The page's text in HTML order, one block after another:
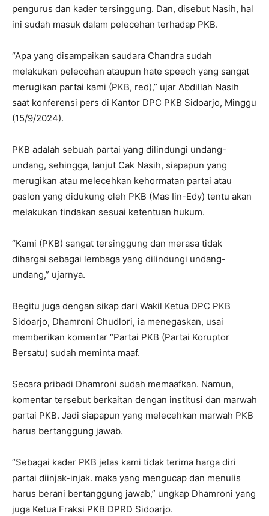
pengurus dan kader tersinggung. Dan, disebut Nasih, hal
ini sudah masuk dalam pelecehan terhadap PKB.
“Apa yang disampaikan saudara Chandra sudah
melakukan pelecehan ataupun hate speech yang sangat
merugikan partai kami (PKB, red),” ujar Abdillah Nasih
saat konferensi pers di Kantor DPC PKB Sidoarjo, Minggu
(15/9/2024).
PKB adalah sebuah partai yang dilindungi undang-
undang, sehingga, lanjut Cak Nasih, siapapun yang
merugikan atau melecehkan kehormatan partai atau
paslon yang didukung oleh PKB (Mas Iin-Edy) tentu akan
melakukan tindakan sesuai ketentuan hukum.
“Kami (PKB) sangat tersinggung dan merasa tidak
dihargai sebagai lembaga yang dilindungi undang-
undang,” ujarnya.
Begitu juga dengan sikap dari Wakil Ketua DPC PKB
Sidoarjo, Dhamroni Chudlori, ia menegaskan, usai
memberikan komentar “Partai PKB (Partai Koruptor
Bersatu) sudah meminta maaf.
Secara pribadi Dhamroni sudah memaafkan. Namun,
komentar tersebut berkaitan dengan institusi dan marwah
partai PKB. Jadi siapapun yang melecehkan marwah PKB
harus bertanggung jawab.
“Sebagai kader PKB jelas kami tidak terima harga diri
partai diinjak-injak. maka yang mengucap dan menulis
harus berani bertanggung jawab,” ungkap Dhamroni yang
juga Ketua Fraksi PKB DPRD Sidoarjo.